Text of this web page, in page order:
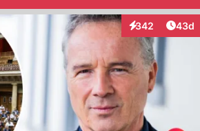
342
Interaktionen
43d